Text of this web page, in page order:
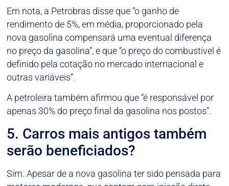
Em nota, a Petrobras disse que “o ganho de
rendimento de 5%, em média, proporcionado pela
nova gasolina compensará uma eventual diferença
no preço da gasolina”, e que “o preço do combustível é
definido pela cotação no mercado internacional e
outras variáveis”.
A petroleira também afirmou que “é responsável por
apenas 30% do preço final da gasolina nos postos”.
5. Carros mais antigos também
serão beneficiados?
Sim. Apesar de a nova gasolina ter sido pensada para